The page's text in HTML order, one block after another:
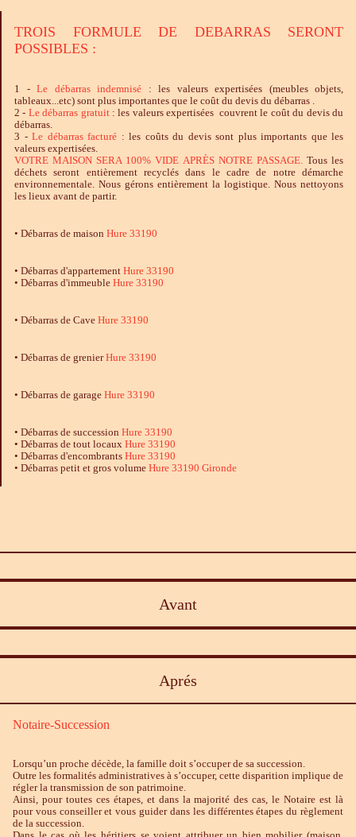
TROIS FORMULE DE DEBARRAS SERONT
POSSIBLES :
1 - Le débarrasindemnisé : les valeurs expertisées (meubles objets,
tableaux...etc) sont plus importantes que le coût du devis du débarras .
2 - Ledébarras gratuit: les valeurs expertisées couvrent le coût du devis du
débarras.
3 - Le débarrasfacturé : les coûts du devis sont plus importants que les
valeurs expertisées.
VOTRE MAISON SERA 100% VIDE APRÈS NOTRE PASSAGE.Tous les
déchets seront entièrement recyclés dans le cadre de notre démarche
environnementale. Nous gérons entièrement la logistique. Nous nettoyons
les lieux avant de partir.
• Débarras de maison Hure 33190
• Débarras d'appartement Hure 33190
• Débarras d'immeuble Hure 33190
• Débarras de Cave Hure 33190
• Débarras de grenierHure 33190
• Débarras de garage Hure 33190
• Débarras de succession Hure 33190
• Débarras de tout locaux Hure 33190
• Débarras d'encombrants Hure 33190
• Débarras petit et gros volume Hure 33190 Gironde
Avant
Aprés
Notaire-Succession
Lorsqu’un proche décède, la famille doit s’occuper de sa succession.
Outre les formalités administratives à s’occuper, cette disparition implique de
régler la transmission de son patrimoine.
Ainsi, pour toutes ces étapes, et dans la majorité des cas, le Notaire est là
pour vous conseiller et vous guider dans les différentes étapes du règlement
de la succession.